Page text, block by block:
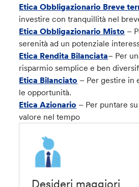
Etica Obbligazionario Breve
investire con tranquillità nel
Etica Obbligazionario Misto –
serenità ad un potenziale
Etica Rendita Bilanciata– Per
risparmio semplice e ben
Etica Bilanciato – Per gestire in
le opportunità.
Etica Azionario – Per puntare
valore nel tempo
Desideri maggiori